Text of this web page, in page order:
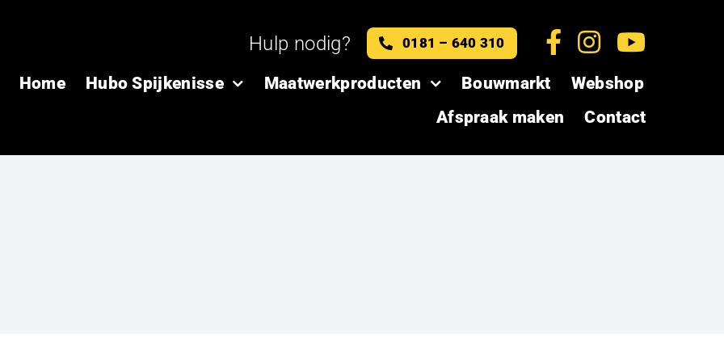
Hulp nodig? 0181 – 640 310
Home Hubo Spijkenisse Maatwerkproducten Bouwmarkt
Webshop
Afspraak maken
Contact